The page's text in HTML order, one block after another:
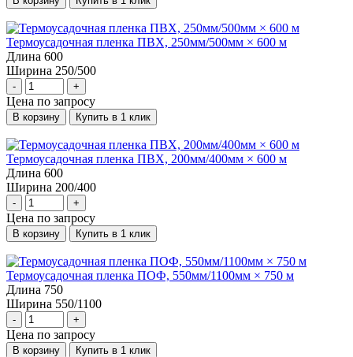
Термоусадочная пленка ПВХ, 250мм/500мм × 600 м
Длина 600
Ширина 250/500
- +
Цена по запросу
В корзину Купить в 1 клик
Термоусадочная пленка ПВХ, 200мм/400мм × 600 м
Длина 600
Ширина 200/400
- +
Цена по запросу
В корзину Купить в 1 клик
Термоусадочная пленка ПОФ, 550мм/1100мм × 750 м
Длина 750
Ширина 550/1100
- +
Цена по запросу
В корзину Купить в 1 клик